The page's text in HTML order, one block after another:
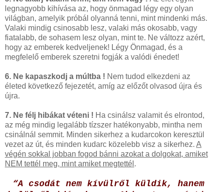
legnagyobb kihívása az, hogy önmagad légy egy olyan
világban, amelyik próbál olyanná tenni, mint mindenki más.
Valaki mindig csinosabb lesz, valaki más okosabb, vagy
fiatalabb, de sohasem lesz olyan, mint te. Ne változz azért,
hogy az emberek kedveljenek! Légy Önmagad, és a
megfelelő emberek szeretni fogják a valódi énedet!
6. Ne kapaszkodj a múltba ! Nem tudod elkezdeni az
életed következő fejezetét, amíg az előzőt olvasod újra és
újra.
7. Ne félj hibákat véteni ! Ha csinálsz valamit és elrontod,
az még mindig legalább tízszer hatékonyabb, mintha nem
csinálnál semmit. Minden sikerhez a kudarcokon keresztül
vezet az út, és minden kudarc közelebb visz a sikerhez. A
végén sokkal jobban fogod bánni azokat a dolgokat, amiket
NEM tettél meg, mint amiket megtettél .
“A csodát nem kívülről küldik, hanem